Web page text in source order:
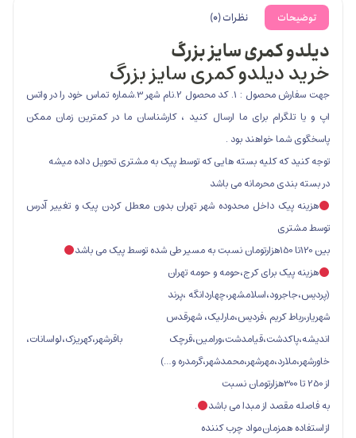
نظرات (0)
سایز بزرگ
کمری سایز بزرگ
جهت سفارش محصول : 1. کد محصول 2.نام شهر 3.شماره تماس خود را در واتس
برای ما ارسال کنید ، کارشناسان ما در کمترین زمان ممکن
خواهند بود .
کلیه بسته هایی که توسط پیک به مشتری تحویل داده میشه
محرمانه می باشد
داخل محدوده شهر تهران بدون معطل کردن پیک و تغییر آدرس
برای کرج،حومه و حومه تهران
،پرند
کریم ،فردیس،مارلیک، شهرقدس
باقرشهر،کهریزک،لواسانات،
و…)
از مبدا می باشد
.
مواد چرب کننده